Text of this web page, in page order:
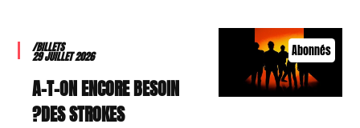
Abonnés
/BILLETS
29 JUILLET 2026
A-T-ON ENCORE BESOIN
DES STROKES?